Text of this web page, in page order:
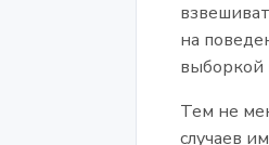
на
выборкой
Тем не
случаев